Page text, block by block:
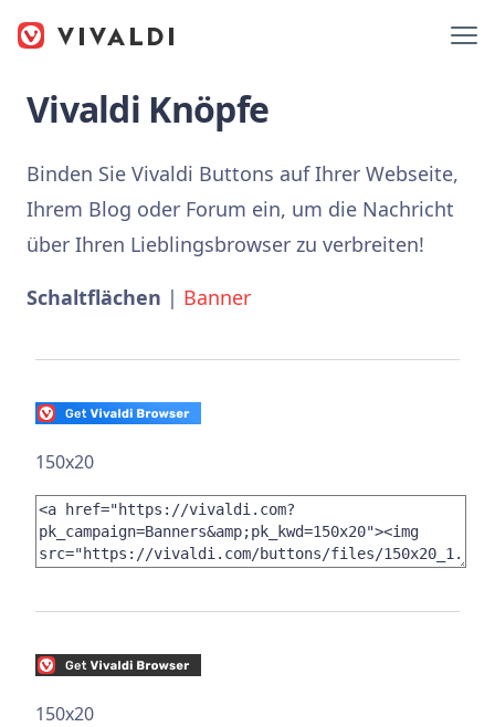
Vivaldi Knöpfe
Binden Sie Vivaldi Buttons auf Ihrer Webseite,
Ihrem Blog oder Forum ein, um die Nachricht
über Ihren Lieblingsbrowser zu verbreiten!
Schaltflächen | Banner
150x20
150x20